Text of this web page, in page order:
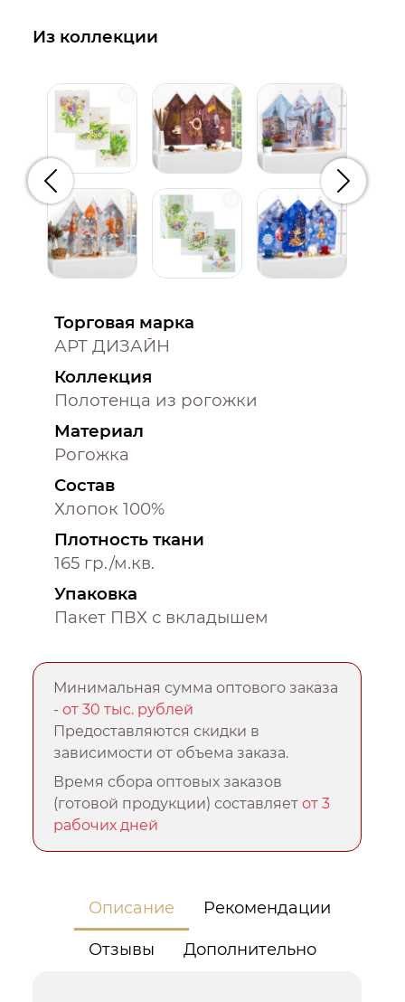
Из коллекции
Предыдущий
Торговая марка
АРТ ДИЗАЙН
Коллекция
Полотенца из рогожки
Материал
Рогожка
Состав
Хлопок 100%
Плотность ткани
165 гр./м.кв.
Упаковка
Пакет ПВХ с вкладышем
Минимальная сумма оптового заказа
-от 30 тыс. рублей
Предоставляются скидки в
зависимости от объема заказа.
Время сбора оптовых заказов
(готовой продукции) составляетот 3
рабочих дней
Описание Рекомендации
Отзывы Дополнительно